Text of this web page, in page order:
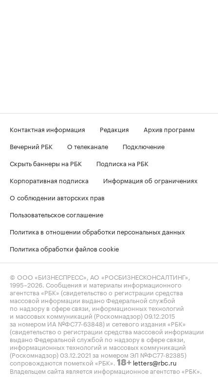
Контактная информация Редакция
Архив программ
Вечерний РБК
О телеканале
Подключение
Скрыть баннеры на РБК
Подписка на РБК
Корпоративная подписка
Информация об ограничениях
О соблюдении авторских прав
Пользовательское соглашение
Политика в отношении обработки персональных данных
Политика обработки файлов cookie
© ООО «БИЗНЕСПРЕСС», АО «РОСБИЗНЕСКОНСАЛТИНГ»,
1995–2026 . Сообщения и материалы информационного
агентства «РБК» (свидетельство о регистрации средства
массовой информации выдано Федеральной службой
по надзору в сфере связи, информационных технологий
и массовых коммуникаций (Роскомнадзор) 09.12.2015
за номером ИА №ФС77-63848) и сетевого издания «РБК»
(свидетельство о регистрации средства массовой информации
выдано Федеральной службой по надзору в сфере связи,
информационных технологий и массовых коммуникаций
(Роскомнадзор) 03.12.2021 за номером ЭЛ №ФС77-82385)
сопровождаются пометкой «РБК». 18+ letters@rbc.ru
Владельцем сайта является информационное агентство «РБК».